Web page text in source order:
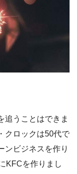
追うことはできま
クロックは50代で
ンビジネスを作り
KFCを作りまし